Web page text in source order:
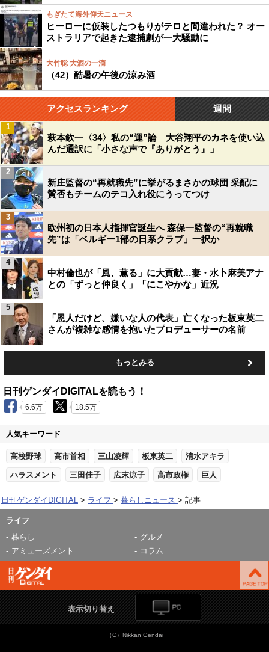
もぎたて海外仰天ニュース
ヒーローに仮装したつもりがテロと間違われた？ オー
ストラリアで起きた逮捕劇が一大騒動に
大竹聡 大酒の一滴
（42）酷暑の午後の涼み酒
アクセスランキング 週間
萩本欽一〈34〉私の“運”論 大谷翔平のカネを使い込
んだ通訳に「小さな声で『ありがとう』」
1
新庄監督の“再就職先”に挙がるまさかの球団 采配に
賛否もチームのテコ入れ役にうってつけ
2
欧州初の日本人指揮官誕生へ 森保一監督の“再就職
先”は「ベルギー1部の日系クラブ」一択か
3
中村倫也が「風、薫る」に大貢献…妻・水卜麻美アナ
との「ずっと仲良く」「にこやかな」近況
4
「恩人だけど、嫌いな人の代表」亡くなった板東英二
さんが複雑な感情を抱いたプロデューサーの名前
5
もっとみる
日刊ゲンダイDIGITALを読もう！
6.6万 18.5万
人気キーワード
高校野球 高市首相 三山凌輝 板東英二 清水アキラ
ハラスメント 三田佳子 広末涼子 高市政権 巨人
日刊ゲンダイDIGITAL ライフ 暮らしニュース 記事
ライフ
暮らし
グルメ
アミューズメント
コラム
表示切り替え
（C）Nikkan Gendai